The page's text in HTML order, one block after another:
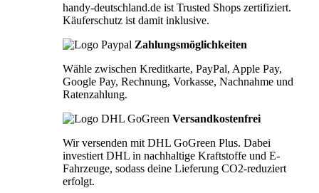
handy-deutschland.de ist Trusted Shops zertifiziert.
Käuferschutz ist damit inklusive.
Zahlungsmöglichkeiten
Wähle zwischen Kreditkarte, PayPal, Apple Pay,
Google Pay, Rechnung, Vorkasse, Nachnahme und
Ratenzahlung.
Versandkostenfrei
Wir versenden mit DHL GoGreen Plus. Dabei
investiert DHL in nachhaltige Kraftstoffe und E-
Fahrzeuge, sodass deine Lieferung CO2-reduziert
erfolgt.